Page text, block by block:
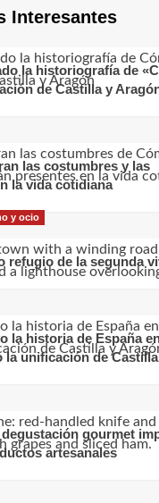
Interesantes
la historiografía de
de Castilla y
las costumbres y las
la vida cotidiana
y ocio
refugio de la segunda
la historia de España
la unificación de
gourmet
artesanales